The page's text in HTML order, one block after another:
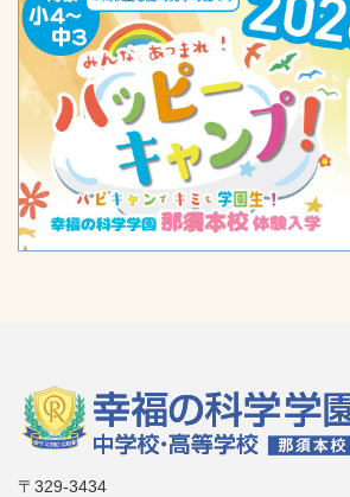
〒329-3434